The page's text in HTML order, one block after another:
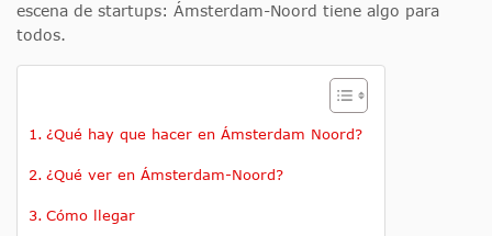
escena de startups: Ámsterdam-Noord tiene algo para
todos.
¿Qué hay que hacer en Ámsterdam Noord?
¿Qué ver en Ámsterdam-Noord?
Cómo llegar